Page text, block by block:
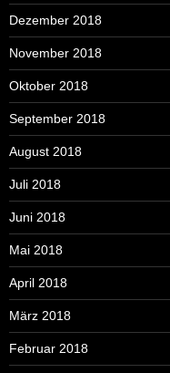
Dezember 2018
November 2018
Oktober 2018
September 2018
August 2018
Juli 2018
Juni 2018
Mai 2018
April 2018
März 2018
Februar 2018